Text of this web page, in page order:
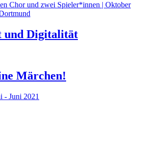
Chor und zwei Spieler*innen | Oktober
und Digitalität
Märchen!
- Juni 2021